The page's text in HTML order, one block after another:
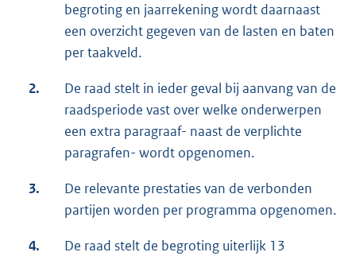
begroting en jaarrekening wordt daarnaast
een overzicht gegeven van de lasten en baten
per taakveld.
2.
De raad stelt in ieder geval bij aanvang van de
raadsperiode vast over welke onderwerpen
een extra paragraaf- naast de verplichte
paragrafen- wordt opgenomen.
3.
De relevante prestaties van de verbonden
partijen worden per programma opgenomen.
4.
De raad stelt de begroting uiterlijk 13